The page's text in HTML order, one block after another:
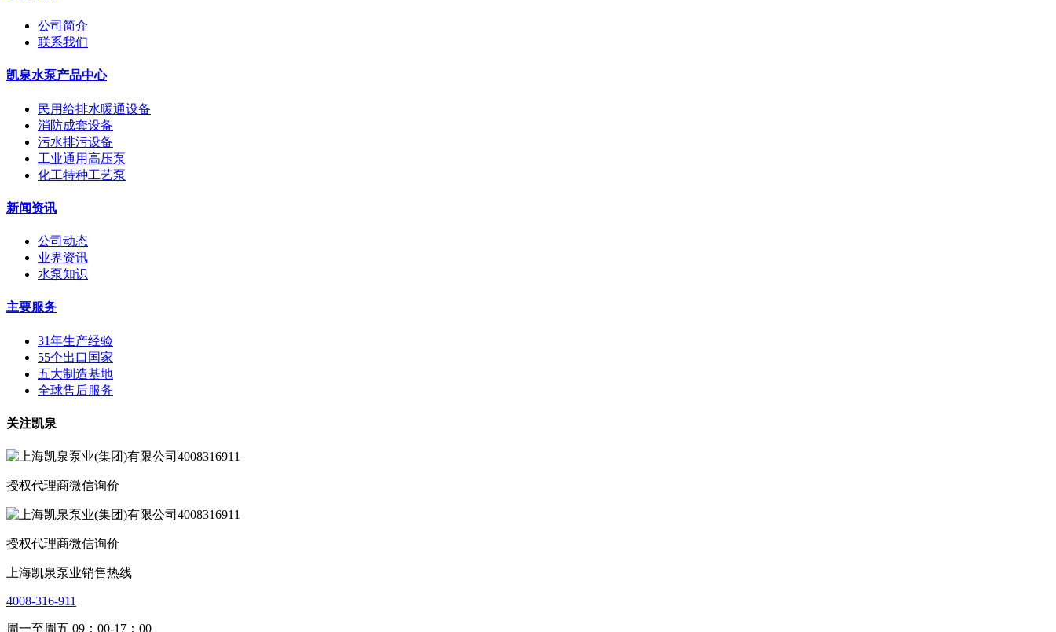
公司简介
联系我们
凯泉水泵产品中心
民用给排水暖通设备
消防成套设备
污水排污设备
工业通用高压泵
化工特种工艺泵
新闻资讯
公司动态
业界资讯
水泵知识
主要服务
31年生产经验
55个出口国家
五大制造基地
全球售后服务
关注凯泉
授权代理商微信询价
授权代理商微信询价
上海凯泉泵业销售热线
4008-316-911
周一至周五 09：00-17：00